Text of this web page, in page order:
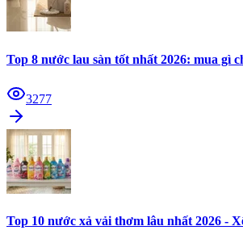
Top 8 nước lau sàn tốt nhất 2026: mua gì
3277
Top 10 nước xả vải thơm lâu nhất 2026 -